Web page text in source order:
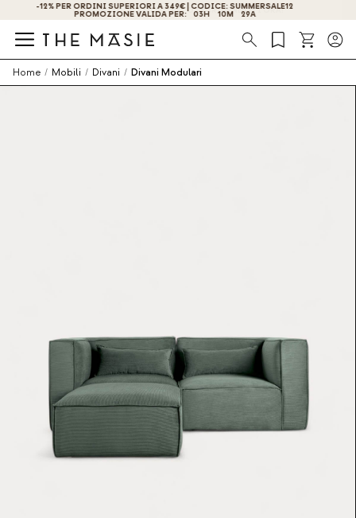
OTTIENI IL -10% DI SCONTO ISCRIVENDOTI ORA!
Ricerca
Home / Mobili / Divani / Divani Modulari